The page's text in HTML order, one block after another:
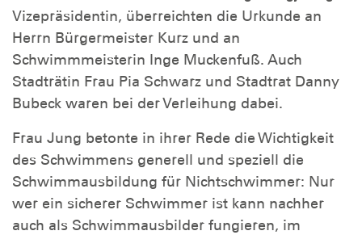
Vizepräsidentin, überreichten die Urkunde an
Herrn Bürgermeister Kurz und an
Schwimmmeisterin Inge Muckenfuß. Auch
Stadträtin Frau Pia Schwarz und Stadtrat Danny
Bubeck waren bei der Verleihung dabei.
Frau Jung betonte in ihrer Rede die Wichtigkeit
des Schwimmens generell und speziell die
Schwimmausbildung für Nichtschwimmer: Nur
wer ein sicherer Schwimmer ist kann nachher
auch als Schwimmausbilder fungieren, im